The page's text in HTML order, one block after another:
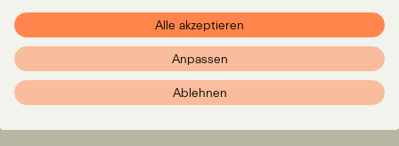
Expertise
Team
Insights
Karriere
Instagram
Alle akzeptieren
Anpassen
Ablehnen